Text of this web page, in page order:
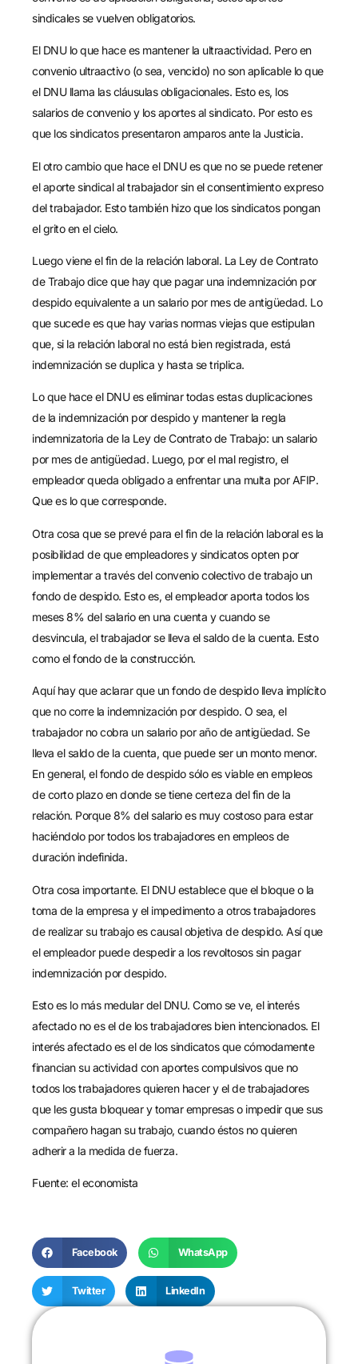
sindicales se vuelven obligatorios.
El DNU lo que hace es mantener la ultraactividad. Pero en
convenio ultraactivo (o sea, vencido) no son aplicable lo que
el DNU llama las cláusulas obligacionales. Esto es, los
salarios de convenio y los aportes al sindicato. Por esto es
que los sindicatos presentaron amparos ante la Justicia.
El otro cambio que hace el DNU es que no se puede retener
el aporte sindical al trabajador sin el consentimiento expreso
del trabajador. Esto también hizo que los sindicatos pongan
el grito en el cielo.
Luego viene el fin de la relación laboral. La Ley de Contrato
de Trabajo dice que hay que pagar una indemnización por
despido equivalente a un salario por mes de antigüedad. Lo
que sucede es que hay varias normas viejas que estipulan
que, si la relación laboral no está bien registrada, está
indemnización se duplica y hasta se triplica.
Lo que hace el DNU es eliminar todas estas duplicaciones
de la indemnización por despido y mantener la regla
indemnizatoria de la Ley de Contrato de Trabajo: un salario
por mes de antigüedad. Luego, por el mal registro, el
empleador queda obligado a enfrentar una multa por AFIP.
Que es lo que corresponde.
Otra cosa que se prevé para el fin de la relación laboral es la
posibilidad de que empleadores y sindicatos opten por
implementar a través del convenio colectivo de trabajo un
fondo de despido. Esto es, el empleador aporta todos los
meses 8% del salario en una cuenta y cuando se
desvincula, el trabajador se lleva el saldo de la cuenta. Esto
como el fondo de la construcción.
Aquí hay que aclarar que un fondo de despido lleva implícito
que no corre la indemnización por despido. O sea, el
trabajador no cobra un salario por año de antigüedad. Se
lleva el saldo de la cuenta, que puede ser un monto menor.
En general, el fondo de despido sólo es viable en empleos
de corto plazo en donde se tiene certeza del fin de la
relación. Porque 8% del salario es muy costoso para estar
haciéndolo por todos los trabajadores en empleos de
duración indefinida.
Otra cosa importante. El DNU establece que el bloque o la
toma de la empresa y el impedimento a otros trabajadores
de realizar su trabajo es causal objetiva de despido. Así que
el empleador puede despedir a los revoltosos sin pagar
indemnización por despido.
Esto es lo más medular del DNU. Como se ve, el interés
afectado no es el de los trabajadores bien intencionados. El
interés afectado es el de los sindicatos que cómodamente
financian su actividad con aportes compulsivos que no
todos los trabajadores quieren hacer y el de trabajadores
que les gusta bloquear y tomar empresas o impedir que sus
compañero hagan su trabajo, cuando éstos no quieren
adherir a la medida de fuerza.
Fuente: el economista
Facebook WhatsApp
Twitter LinkedIn